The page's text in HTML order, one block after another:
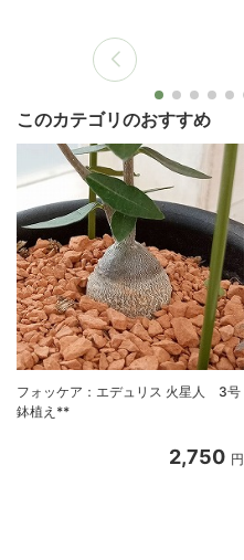
このカテゴリのおすすめ
フォッケア：エデュリス 火星人 3号
鉢植え**
2,750 円